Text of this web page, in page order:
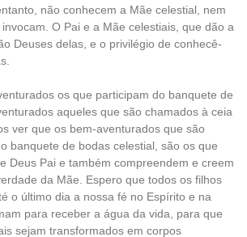
não conhecem a Mãe celestial, nem
O Pai e a Mãe celestiais, que dão a
Deuses delas, e o privilégio de conhecê-
os que participam do banquete de
aqueles que são chamados à ceia
ver que os bem-aventurados que são
banquete de bodas celestial, são os que
Deus Pai e também compreendem e creem
da Mãe. Espero que todos os filhos
o último dia a nossa fé no Espírito e na
para receber a água da vida, para que
sejam transformados em corpos